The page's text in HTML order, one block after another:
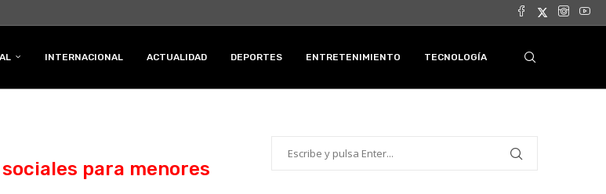
INTERNACIONAL ACTUALIDAD DEPORTES ENTRETENIMIENTO TECNOLOGÍA
para menores